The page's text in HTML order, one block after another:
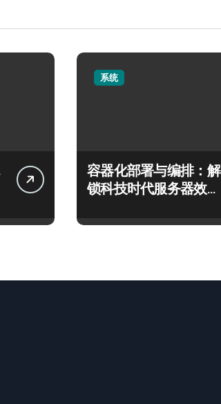
系统
容器化部署与编排：解
锁科技时代服务器效率